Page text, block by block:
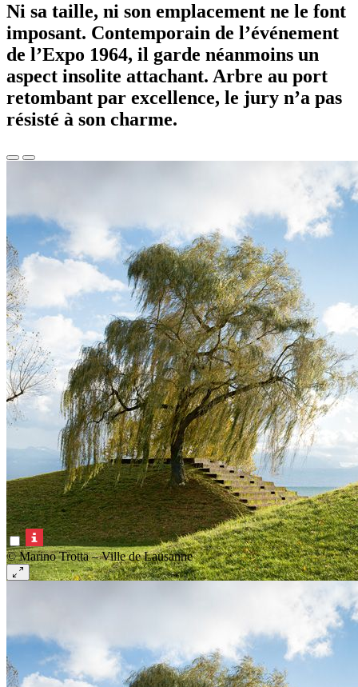
Ni sa taille, ni son emplacement ne le font
imposant. Contemporain de l’événement
de l’Expo 1964, il garde néanmoins un
aspect insolite attachant. Arbre au port
retombant par excellence, le jury n’a pas
résisté à son charme.
© Marino Trotta – Ville de Lausanne